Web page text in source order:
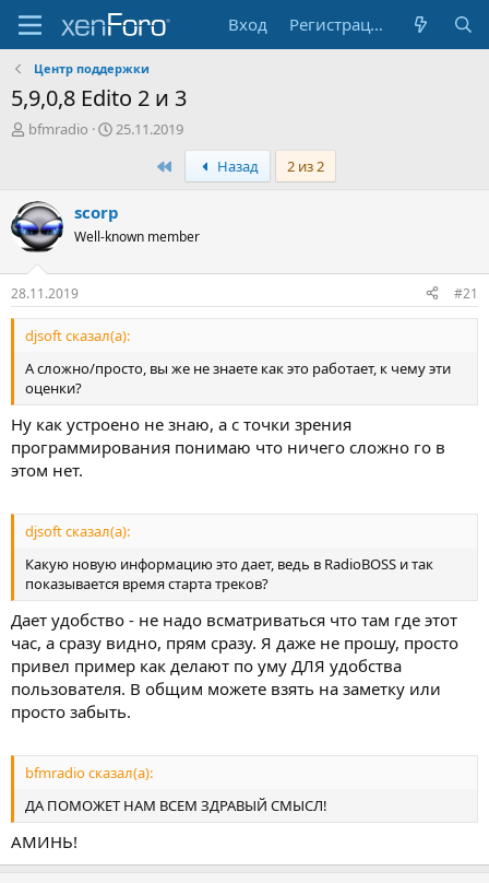
Вход Регистрация
Центр поддержки
5,9,0,8 Edito 2 и 3
А
р
т
е
м
ы
bfmradio
Д
н
ч
а
25.11.2019
ПервыйНазад 2 из 2
scorp
Well-known member
28.11.2019 #21
djsoft сказал(а):
А сложно/просто, вы же не знаете как это работает, к чему эти
оценки?
Ну как устроено не знаю, а с точки зрения
программирования понимаю что ничего сложно го в
этом нет.
djsoft сказал(а):
Какую новую информацию это дает, ведь в RadioBOSS и так
показывается время старта треков?
Дает удобство - не надо всматриваться что там где этот
час, а сразу видно, прям сразу. Я даже не прошу, просто
привел пример как делают по уму ДЛЯ удобства
пользователя. В общим можете взять на заметку или
просто забыть.
bfmradio сказал(а):
ДА ПОМОЖЕТ НАМ ВСЕМ ЗДРАВЫЙ СМЫСЛ!
АМИНЬ!